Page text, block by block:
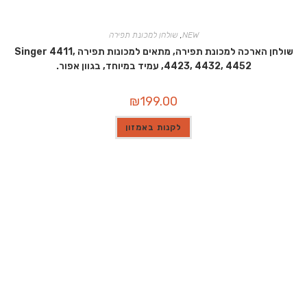
NEW
,שולחן למכונת תפירה
שולחן הארכה למכונת תפירה, מתאים למכונות תפירה Singer 4411,
4423, 4432, 4452, עמיד במיוחד, בגוון אפור.
₪199.00
לקנות באמזון